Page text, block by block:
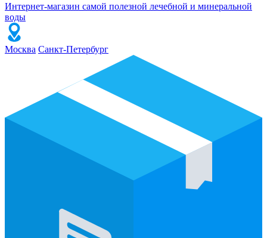
Интернет-магазин самой полезной лечебной и минеральной
воды
Москва Санкт-Петербург